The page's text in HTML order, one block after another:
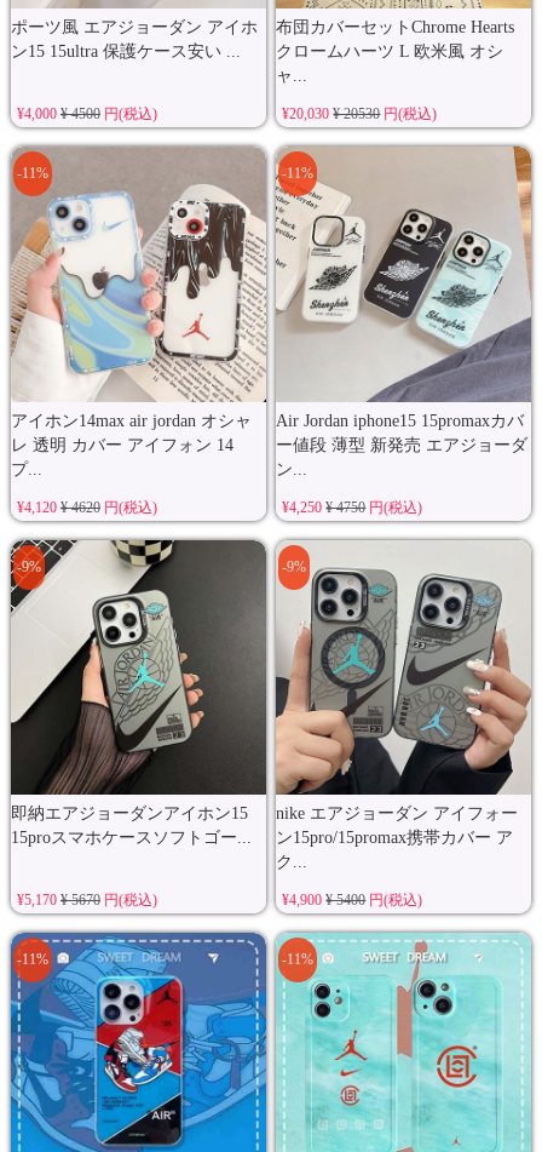
ポーツ風 エアジョーダン アイホ
ン15 15ultra 保護ケース安い ...
¥4,000 ¥ 4500円(税込)
布団カバーセットChrome Hearts
クロームハーツ L 欧米風 オシ
ャ...
¥20,030¥ 20530円(税込)
アイホン14max air jordan オシャ
レ 透明 カバー アイフォン 14
プ...
-11%
¥4,120 ¥ 4620円(税込)
Air Jordan iphone15 15promaxカバ
ー値段 薄型 新発売 エアジョーダ
ン...
-11%
¥4,250¥ 4750円(税込)
即納エアジョーダンアイホン15
15proスマホケースソフトゴー...
-9%
¥5,170 ¥ 5670円(税込)
nike エアジョーダン アイフォー
ン15pro/15promax携帯カバー ア
ク...
-9%
¥4,900¥ 5400円(税込)
-11% -11%